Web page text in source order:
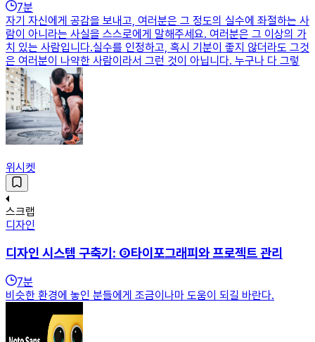
7분
자기 자신에게 공감을 보내고, 여러분은 그 정도의 실수에 좌절하는 사
람이 아니라는 사실을 스스로에게 말해주세요. 여러분은 그 이상의 가
치 있는 사람입니다.실수를 인정하고, 혹시 기분이 좋지 않더라도 그것
은 여러분이 나약한 사람이라서 그런 것이 아닙니다. 누구나 다 그렇
위시켓
스크랩
디자인
디자인 시스템 구축기: ③타이포그래피와 프로젝트 관리
7분
비슷한 환경에 놓인 분들에게 조금이나마 도움이 되길 바란다.